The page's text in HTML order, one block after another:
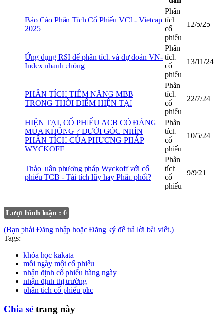
Báo Cáo Phân Tích Cổ Phiếu VCI - Vietcap
2025
Phân
tích
cổ
phiếu
12/5/25
Ứng dụng RSI để phân tích và dự đoán VN-
Index nhanh chóng
Phân
tích
cổ
phiếu
13/11/24
PHÂN TÍCH TIỀM NĂNG MBB
TRONG THỜI ĐIỂM HIỆN TẠI
Phân
tích
cổ
phiếu
22/7/24
HIỆN TẠI, CỔ PHIẾU ACB CÓ ĐÁNG
MUA KHÔNG ? DƯỚI GÓC NHÌN
PHÂN TÍCH CỦA PHƯƠNG PHÁP
WYCKOFF.
Phân
tích
cổ
phiếu
10/5/24
Thảo luận phương pháp Wyckoff với cổ
phiếu TCB - Tái tích lũy hay Phân phối?
Phân
tích
cổ
phiếu
9/9/21
Lượt bình luận : 0
(Bạn phải Đăng nhập hoặc Đăng ký để trả lời bài viết.)
Tags:
khóa học kakata
mỗi ngày một cổ phiếu
nhận định cổ phiếu hàng ngày
nhận định thị trường
phân tích cổ phiếu phc
Chia sẻ trang này